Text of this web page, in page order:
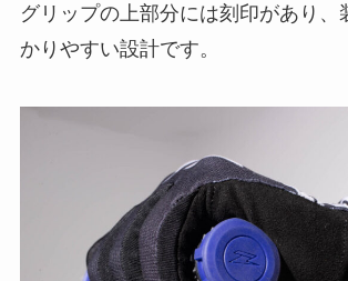
グリップの上部分には刻印があり、
かりやすい設計です。